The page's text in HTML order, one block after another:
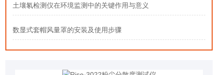
土壤氡检测仪在环境监测中的关键作用与意义
数显式套帽风量罩的安装及使用步骤